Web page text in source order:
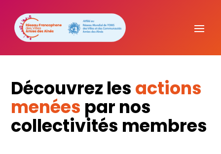
Découvrez les actions
menées par nos
collectivités membres